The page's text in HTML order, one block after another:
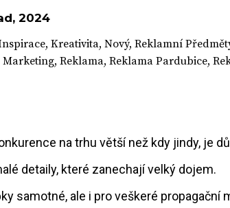
2024
, Kreativita, Nový, Reklamní
Marketing, Reklama, Reklama Pardubice,
na trhu větší než kdy jindy, je
detaily, které zanechají velký dojem.
samotné, ale i pro veškeré propagační